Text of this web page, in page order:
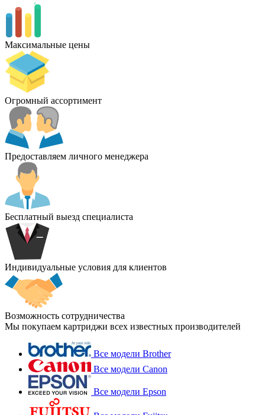
Максимальные цены
Огромный ассортимент
Предоставляем личного менеджера
Бесплатный выезд специалиста
Индивидуальные условия для клиентов
Возможность сотрудничества
Мы покупаем картриджи всех известных производителей
Все модели Brother
Все модели Canon
Все модели Epson